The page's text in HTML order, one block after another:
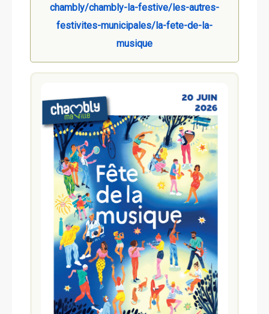
chambly/chambly-la-festive/les-autres-
festivites-municipales/la-fete-de-la-
musique